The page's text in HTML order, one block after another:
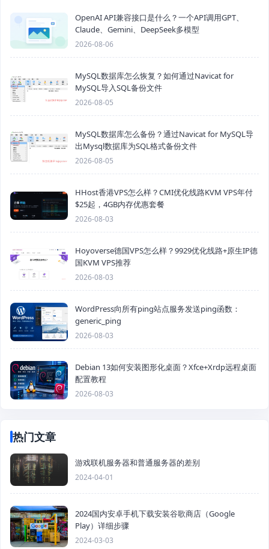
OpenAI API兼容接口是什么？一个API调用GPT、
Claude、Gemini、DeepSeek多模型
2026-08-06
MySQL数据库怎么恢复？如何通过Navicat for
MySQL导入SQL备份文件
2026-08-05
MySQL数据库怎么备份？通过Navicat for MySQL导
出Mysql数据库为SQL格式备份文件
2026-08-05
HHost香港VPS怎么样？CMI优化线路KVM VPS年付
$25起，4GB内存优惠套餐
2026-08-03
Hoyoverse德国VPS怎么样？9929优化线路+原生IP德
国KVM VPS推荐
2026-08-03
WordPress向所有ping站点服务发送ping函数：
generic_ping
2026-08-03
Debian 13如何安装图形化桌面？Xfce+Xrdp远程桌面
配置教程
2026-08-03
热门文章
游戏联机服务器和普通服务器的差别
2024-04-01
2024国内安卓手机下载安装谷歌商店（Google
Play）详细步骤
2024-03-03